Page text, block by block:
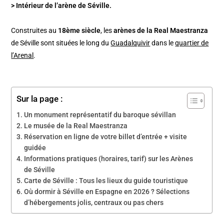
> Intérieur de l’arène de Séville.
Construites au 18ème siècle, lesarènes de la Real Maestranza
de Séville sont situées le long duGuadalquivirdans lequartier de
l’Arenal .
Sur la page :
Un monument représentatif du baroque sévillan
Le musée de la Real Maestranza
Réservation en ligne de votre billet d’entrée + visite
guidée
Informations pratiques (horaires, tarif) sur les Arènes
de Séville
Carte de Séville : Tous les lieux du guide touristique
Où dormir à Séville en Espagne en 2026 ? Sélections
d’hébergements jolis, centraux ou pas chers